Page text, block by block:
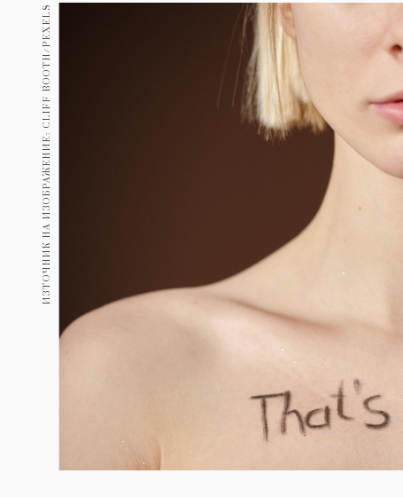
Пътувай
Здраве
Gentlemen
Wellness
ПОСЛЕДВАЙТЕ
НИ
ИЗТОЧНИК НА ИЗОБРАЖЕНИЕ: CLIFF BOOTH/PEXELS